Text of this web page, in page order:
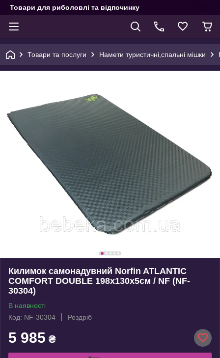
Товари для риболовлі та відпочинку
Товари та послуги Намети туристичні,спальні мішки
Килимок самонадувний Norfin ATLANTIC
COMFORT DOUBLE 198х130х5см / NF (NF-
30304)
В наявності
Код: NF-30304
Роздріб
5 985 ₴